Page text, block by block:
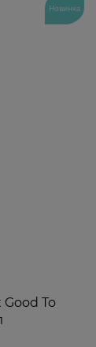
Новинка
To